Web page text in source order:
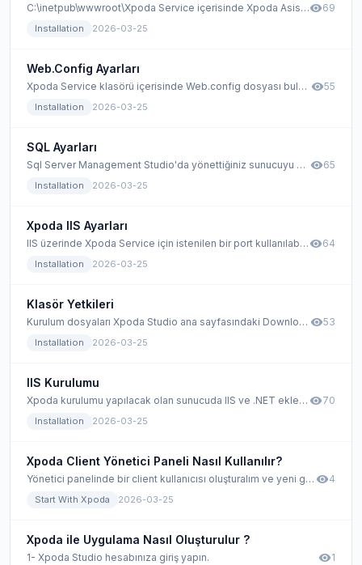
C:\inetpub\wwwroot\Xpoda Service içerisinde Xpoda Asistant klasörü bulunur.
Installation 2026-03-25
visibility69
Web.Config Ayarları
Xpoda Service klasörü içerisinde Web.config dosyası bulunmaktadır. Bu config dosyası içerisinde Server Name ve SQL kullanıcı bilgileri kaydedilmelidir.
Installation 2026-03-25
visibility55
SQL Ayarları
Sql Server Management Studio'da yönettiğiniz sunucuyu sağ tıklayıp Özellikler (Properties) penceresi açılır.
Installation 2026-03-25
visibility65
Xpoda IIS Ayarları
IIS üzerinde Xpoda Service için istenilen bir port kullanılabilir. Bu dokümanda Xpoda Service 8085 portu üzerinden kurulmaktadır. Portları ihtiyacınıza göre değiştirebilir ve dilediğiniz bir porta kurulum yapabilirsiniz.
Installation 2026-03-25
visibility64
Klasör Yetkileri
Kurulum dosyaları Xpoda Studio ana sayfasındaki Downloads sekmesinden indirilir.
Installation 2026-03-25
visibility53
IIS Kurulumu
Xpoda kurulumu yapılacak olan sunucuda IIS ve .NET eklentileri kurulmalıdır.
Installation 2026-03-25
visibility70
Xpoda Client Yönetici Paneli Nasıl Kullanılır?
Yönetici panelinde bir client kullanıcısı oluşturalım ve yeni geliştirilen uygulamaya erişebilmeleri için arayüze atayalım. Client kullanıcıları, geliştirdiğiniz uygulamayı kullanacak olan kullanıcılardır.
Start With Xpoda 2026-03-25
visibility4
Xpoda ile Uygulama Nasıl Oluşturulur ?
1- Xpoda Studio hesabınıza giriş yapın. visibility1